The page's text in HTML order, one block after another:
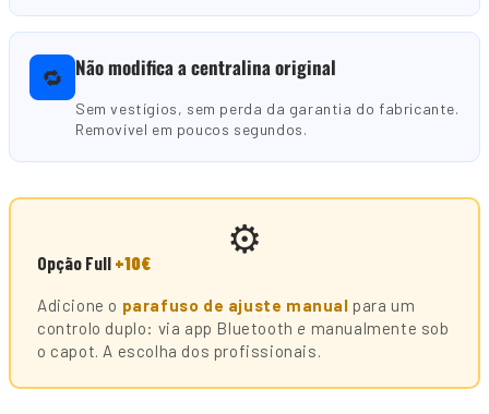
🔁 Não modifica a centralina original
Sem vestígios, sem perda da garantia do fabricante.
Removível em poucos segundos.
⚙️
Opção Full +10€
Adicione o parafuso de ajuste manual para um
controlo duplo: via app Bluetooth e manualmente sob
o capot. A escolha dos profissionais.